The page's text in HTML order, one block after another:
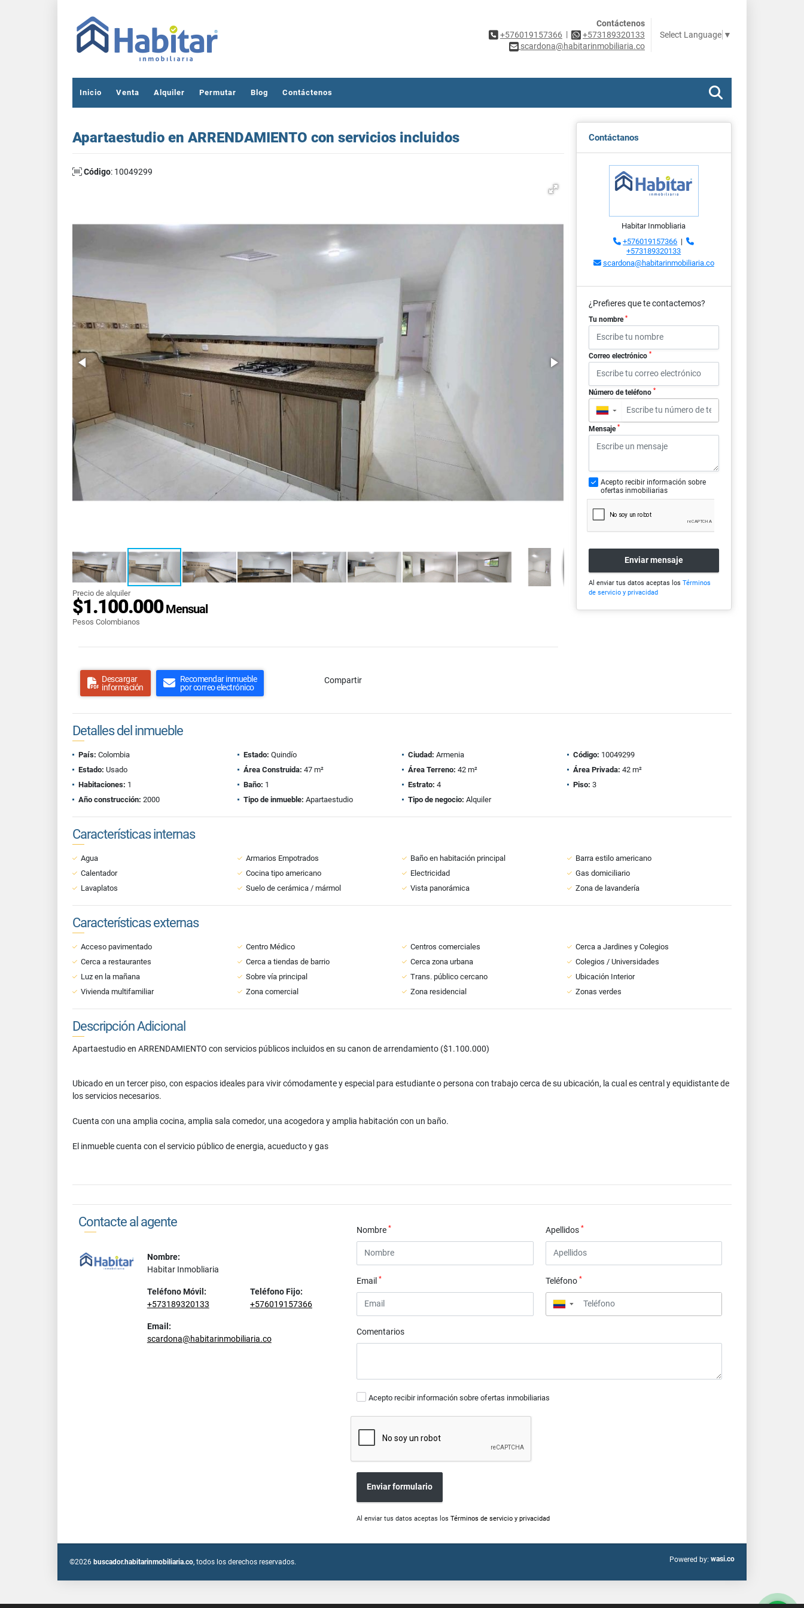
Contáctenos
+576019157366 |
+573189320133
scardona@habitarinmobiliaria.co
Select Language ▼
Inicio Venta Alquiler Permutar Blog Contáctenos
Apartaestudio en ARRENDAMIENTO con servicios incluidos
Código: 10049299
Precio de alquiler
$1.100.000Mensual
Pesos Colombianos
Descargar
información
Recomendar inmueble
por correo electrónico
Compartir
Contáctanos
Habitar Inmobliaria
+576019157366 |
+573189320133
scardona@habitarinmobiliaria.co
¿Prefieres que te contactemos?
Tu nombre *
Correo electrónico *
Número de teléfono *
▼
Mensaje *
Acepto recibir información sobre
ofertas inmobiliarias
Enviar mensaje
Al enviar tus datos aceptas los Términos
de servicio y privacidad
Detalles del inmueble
País: Colombia Estado: Quindío Ciudad: Armenia Código: 10049299
Estado: Usado Área Construida: 47 m² Área Terreno: 42 m² Área Privada: 42 m²
Habitaciones: 1 Baño: 1 Estrato: 4 Piso: 3
Año construcción: 2000 Tipo de inmueble: Apartaestudio Tipo de negocio: Alquiler
Características internas
Agua Armarios Empotrados Baño en habitación principal
Barra estilo americano
Calentador
Cocina tipo americano Electricidad
Gas domiciliario
Lavaplatos
Suelo de cerámica / mármol Vista panorámica Zona de lavandería
Características externas
Acceso pavimentado Centro Médico Centros comerciales
Cerca a Jardines y Colegios
Cerca a restaurantes
Cerca a tiendas de barrio Cerca zona urbana
Colegios / Universidades
Luz en la mañana
Sobre vía principal Trans. público cercano
Ubicación Interior
Vivienda multifamiliar
Zona comercial Zona residencial Zonas verdes
Descripción Adicional
Apartaestudio en ARRENDAMIENTO con servicios públicos incluidos en su canon de arrendamiento ($1.100.000)
Ubicado en un tercer piso, con espacios ideales para vivir cómodamente y especial para estudiante o persona con trabajo cerca de su ubicación, la cual es central y equidistante de
los servicios necesarios.
Cuenta con una amplia cocina, amplia sala comedor, una acogedora y amplia habitación con un baño.
El inmueble cuenta con el servicio público de energia, acueducto y gas
Contacte al agente
Nombre:
Habitar Inmobliaria
Teléfono Móvil:
+573189320133
Teléfono Fijo:
+576019157366
Email:
scardona@habitarinmobiliaria.co
Nombre* Apellidos *
Email* Teléfono *
▼
Comentarios
Acepto recibir información sobre ofertas inmobiliarias
Enviar formulario
Al enviar tus datos aceptas losTérminos de servicio y privacidad
©2026 buscador.habitarinmobiliaria.co, todos los derechos reservados. Powered by: wasi.co